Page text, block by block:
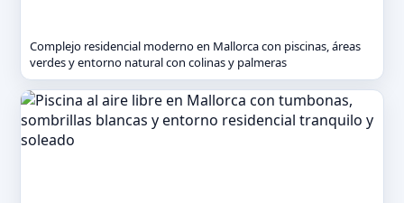
Complejo residencial moderno en Mallorca con piscinas, áreas
verdes y entorno natural con colinas y palmeras